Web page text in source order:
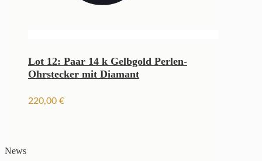
Lot 12: Paar 14 k Gelbgold Perlen-
Ohrstecker mit Diamant
220,00 €
News